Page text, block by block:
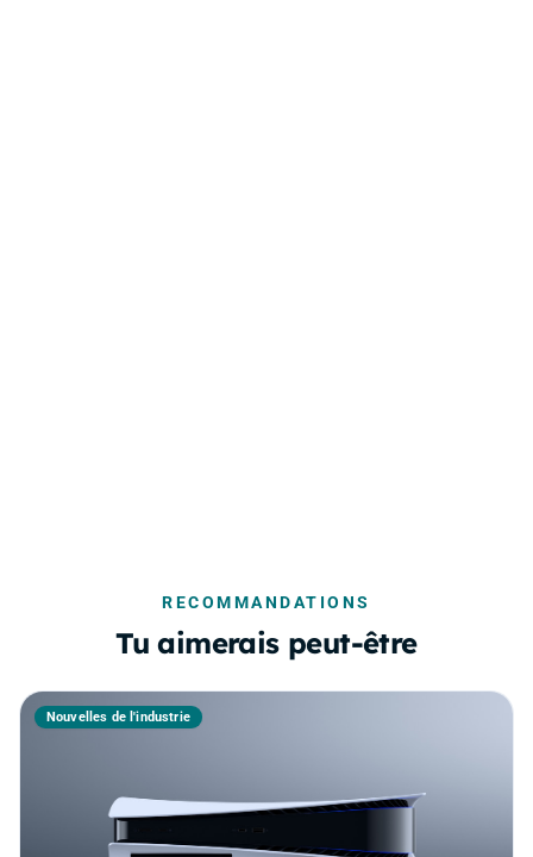
RECOMMANDATIONS
Tu aimerais peut-être
Nouvelles de l'industrie